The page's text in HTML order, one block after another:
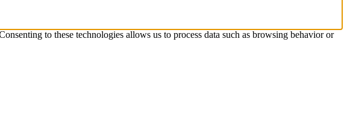
to these technologies allows us to process data such as browsing behavior or